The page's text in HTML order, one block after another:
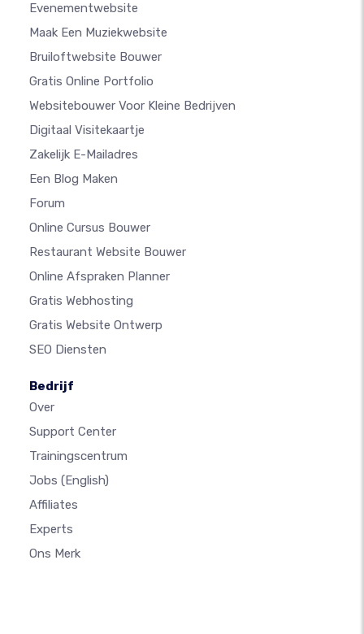
Evenementwebsite
Maak Een Muziekwebsite
Bruiloftwebsite Bouwer
Gratis Online Portfolio
Websitebouwer Voor Kleine Bedrijven
Digitaal Visitekaartje
Zakelijk E-Mailadres
Een Blog Maken
Forum
Online Cursus Bouwer
Restaurant Website Bouwer
Online Afspraken Planner
Gratis Webhosting
Gratis Website Ontwerp
SEO Diensten
Bedrijf
Over
Support Center
Trainingscentrum
Jobs (English)
Affiliates
Experts
Ons Merk